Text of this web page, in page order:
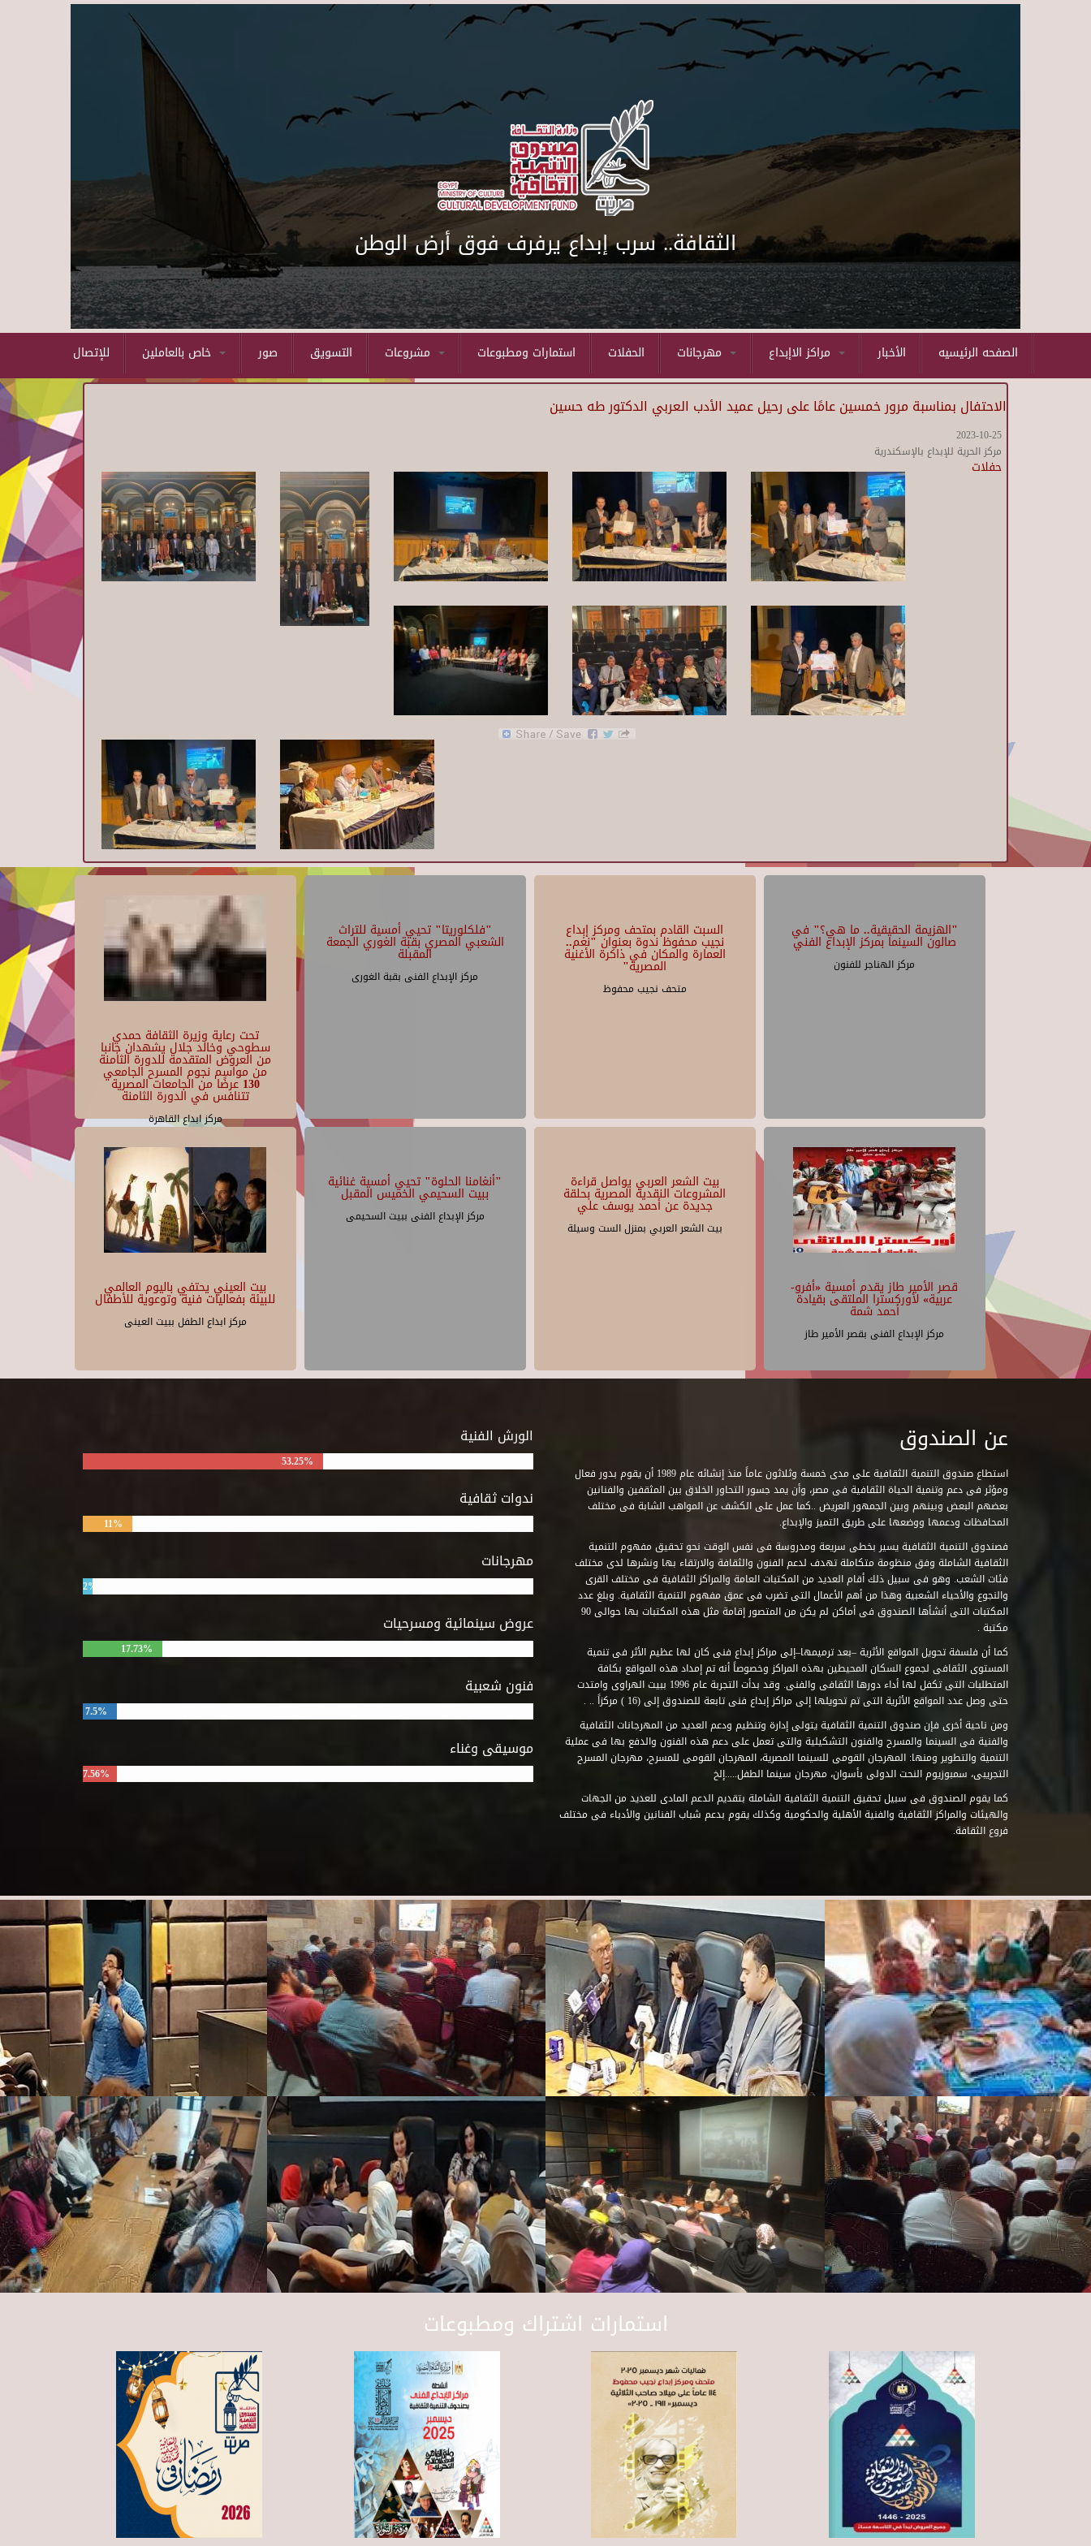
Skip to main content
الثقافة.. سرب إبداع يرفرف فوق أرض الوطن
للإتصال صور التسويق استمارات ومطبوعات الحفلات الأخبار الصفحه الرئيسيه
الاحتفال بمناسبة مرور خمسين عامًا على رحيل عميد الأدب العربي الدكتور طه حسين
2023-10-25
مركز الحرية للإبداع بالإسكندرية
حفلات
تحت رعاية وزيرة الثقافة حمدي
سطوحي وخالد جلال يشهدان جانبا
من العروض المتقدمة للدورة الثامنة
من مواسم نجوم المسرح الجامعي
130 عرضًا من الجامعات المصرية
تتنافس في الدورة الثامنة
مركز ابداع القاهرة
"فلكلوريتا" تحيي أمسية للتراث
الشعبي المصري بقبة الغوري الجمعة
المقبلة
مركز الإبداع الفنى بقبة الغورى
السبت القادم بمتحف ومركز إبداع
نجيب محفوظ ندوة بعنوان "نغم..
العمارة والمكان في ذاكرة الأغنية
المصرية"
متحف نجيب محفوظ
"الهزيمة الحقيقية.. ما هي؟" في
صالون السينما بمركز الإبداع الفني
مركز الهناجر للفنون
بيت العيني يحتفي باليوم العالمي
للبيئة بفعاليات فنية وتوعوية للأطفال
مركز ابداع الطفل ببيت العينى
"أنغامنا الحلوة" تحيي أمسية غنائية
ببيت السحيمي الخميس المقبل
مركز الإبداع الفنى ببيت السحيمى
بيت الشعر العربي يواصل قراءة
المشروعات النقدية المصرية بحلقة
جديدة عن أحمد يوسف علي
بيت الشعر العربي بمنزل الست وسيلة
قصر الأمير طاز يقدم أمسية «أفرو-
عربية» لأوركسترا الملتقى بقيادة
أحمد شمة
مركز الإبداع الفنى بقصر الأمير طاز
الورش الفنية
53.25%
ندوات ثقافية
11%
مهرجانات
2%
عروض سينمائية ومسرحيات
17.73%
فنون شعبية
7.5%
موسيقى وغناء
7.56%
عن الصندوق
استطاع صندوق التنمية الثقافية على مدى خمسة وثلاثون عاماً منذ إنشائه عام 1989 أن يقوم بدور فعال
ومؤثر فى دعم وتنمية الحياة الثقافية فى مصر، وأن يمد جسور التحاور الخلاق بين المثقفين والفنانين
بعضهم البعض وبينهم وبين الجمهور العريض ..كما عمل على الكشف عن المواهب الشابة فى مختلف
المحافظات ودعمها ووضعها على طريق التميز والإبداع.
فصندوق التنمية الثقافية يسير بخطى سريعة ومدروسة فى نفس الوقت نحو تحقيق مفهوم التنمية
الثقافية الشاملة وفق منظومة متكاملة تهدف لدعم الفنون والثقافة والارتقاء بها ونشرها لدى مختلف
فئات الشعب. وهو فى سبيل ذلك أقام العديد من المكتبات العامة والمراكز الثقافية فى مختلف القرى
والنجوع والأحياء الشعبية وهذا من أهم الأعمال التى تضرب فى عمق مفهوم التنمية الثقافية. وبلغ عدد
المكتبات التى أنشأها الصندوق فى أماكن لم يكن من المتصور إقامة مثل هذه المكتبات بها حوالى 90
مكتبة .
كما أن فلسفة تحويل المواقع الأثرية –بعد ترميمها–إلى مراكز إبداع فنى كان لها عظيم الأثر فى تنمية
المستوى الثقافى لجموع السكان المحيطين بهذه المراكز وخصوصاً أنه تم إمداد هذه المواقع بكافة
المتطلبات التى تكفل لها أداء دورها الثقافى والفنى. وقد بدأت التجربة عام 1996 ببيت الهراوى وامتدت
حتى وصل عدد المواقع الأثرية التى تم تحويلها إلى مراكز إبداع فنى تابعة للصندوق إلى (16 ) مركزاً .. .
ومن ناحية أخرى فإن صندوق التنمية الثقافية يتولى إدارة وتنظيم ودعم العديد من المهرجانات الثقافية
والفنية فى السينما والمسرح والفنون التشكيلية والتى تعمل على دعم هذه الفنون والدفع بها فى عملية
التنمية والتطوير ومنها: المهرجان القومى للسينما المصرية، المهرجان القومى للمسرح، مهرجان المسرح
التجريبى، سمبوزيوم النحت الدولى بأسوان، مهرجان سينما الطفل.....إلخ
كما يقوم الصندوق فى سبيل تحقيق التنمية الثقافية الشاملة بتقديم الدعم المادى للعديد من الجهات
والهيئات والمراكز الثقافية والفنية الأهلية والحكومية وكذلك يقوم بدعم شباب الفنانين والأدباء فى مختلف
فروع الثقافة.
استمارات اشتراك ومطبوعات